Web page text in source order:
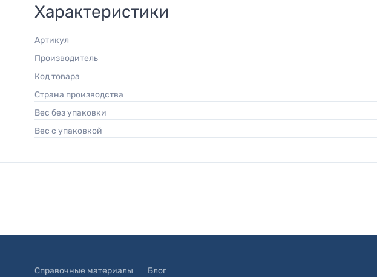
Характеристики
Артикул
Производитель
Код товара
Страна производства
Вес без упаковки
Вес с упаковкой
Справочные материалы Блог